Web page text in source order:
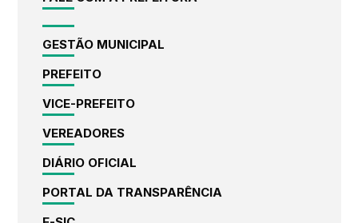
GESTÃO MUNICIPAL
PREFEITO
VICE-PREFEITO
VEREADORES
DIÁRIO OFICIAL
PORTAL DA TRANSPARÊNCIA